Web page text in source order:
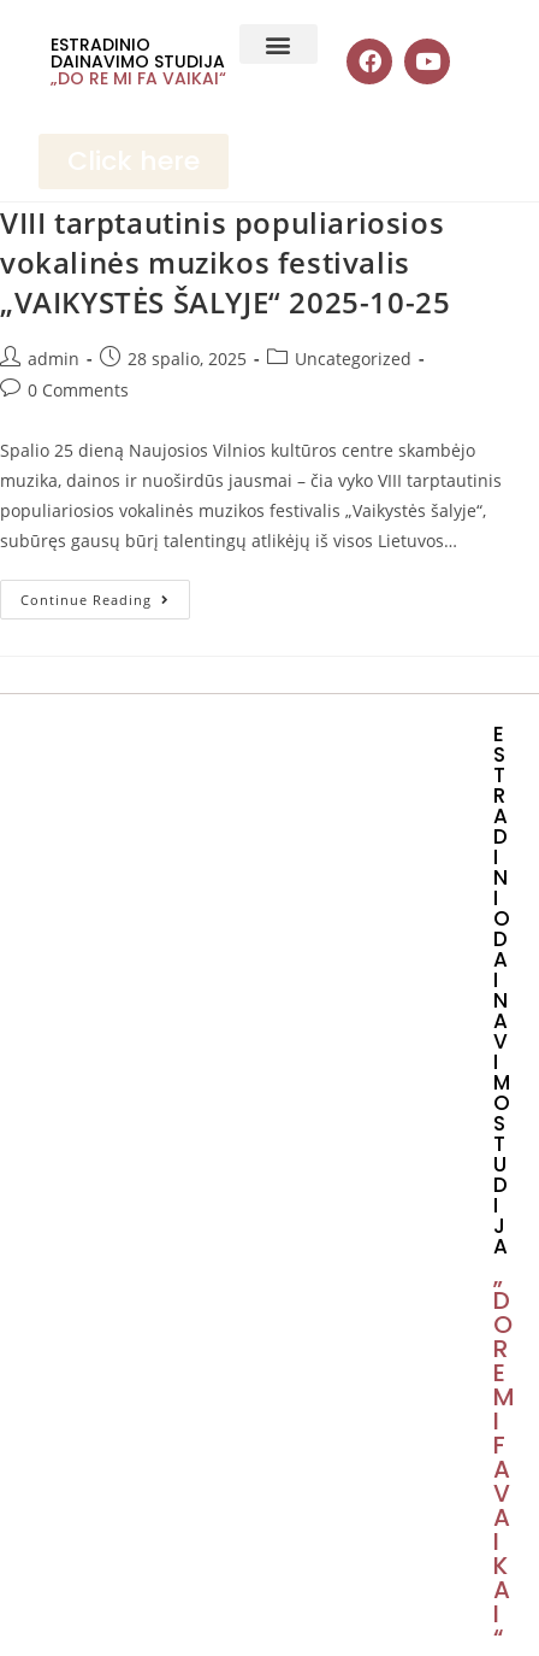
ESTRADINIO
DAINAVIMO STUDIJA
„DO RE MI FA VAIKAI“
Click here
VIII tarptautinis populiariosios
vokalinės muzikos festivalis
„VAIKYSTĖS ŠALYJE“ 2025-10-25
admin 28 spalio, 2025
Uncategorized
0 Comments
Spalio 25 dieną Naujosios Vilnios kultūros centre skambėjo
muzika, dainos ir nuoširdūs jausmai – čia vyko VIII tarptautinis
populiariosios vokalinės muzikos festivalis „Vaikystės šalyje“,
subūręs gausų būrį talentingų atlikėjų iš visos Lietuvos…
Continue Reading
E
S
T
R
A
D
I
N
I
O
D
A
I
N
A
V
I
M
O
S
T
U
D
I
J
A
„
D
O
R
E
M
I
F
A
V
A
I
K
A
I
“